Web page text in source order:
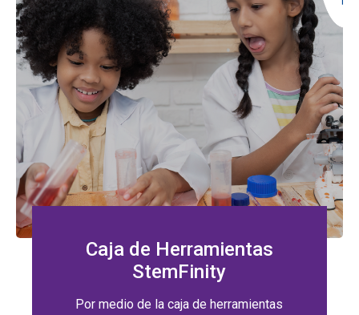
Caja de Herramientas
StemFinity
Por medio de la caja de herramientas